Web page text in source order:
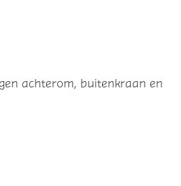
achterom, buitenkraan en